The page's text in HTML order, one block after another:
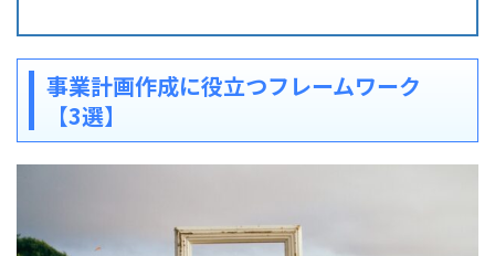
事業計画作成に役立つフレームワーク
【3選】